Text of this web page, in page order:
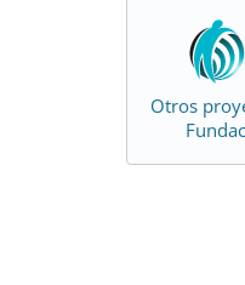
Otros